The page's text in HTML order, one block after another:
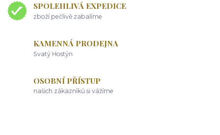
SPOLEHLIVÁ EXPEDICE
zboží pečlivě zabalíme
KAMENNÁ PRODEJNA
Svatý Hostýn
OSOBNÍ PŘÍSTUP
našich zákazníků si vážíme